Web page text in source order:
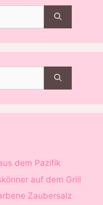
dem Pazifik
auf dem Grill
Zaubersalz